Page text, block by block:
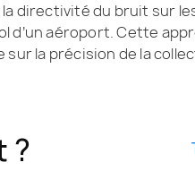
directivité du bruit sur
aéroport. Cette
la précision de la
?